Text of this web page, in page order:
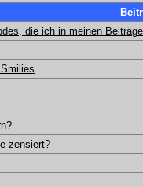
die ich in meinen
zensiert?